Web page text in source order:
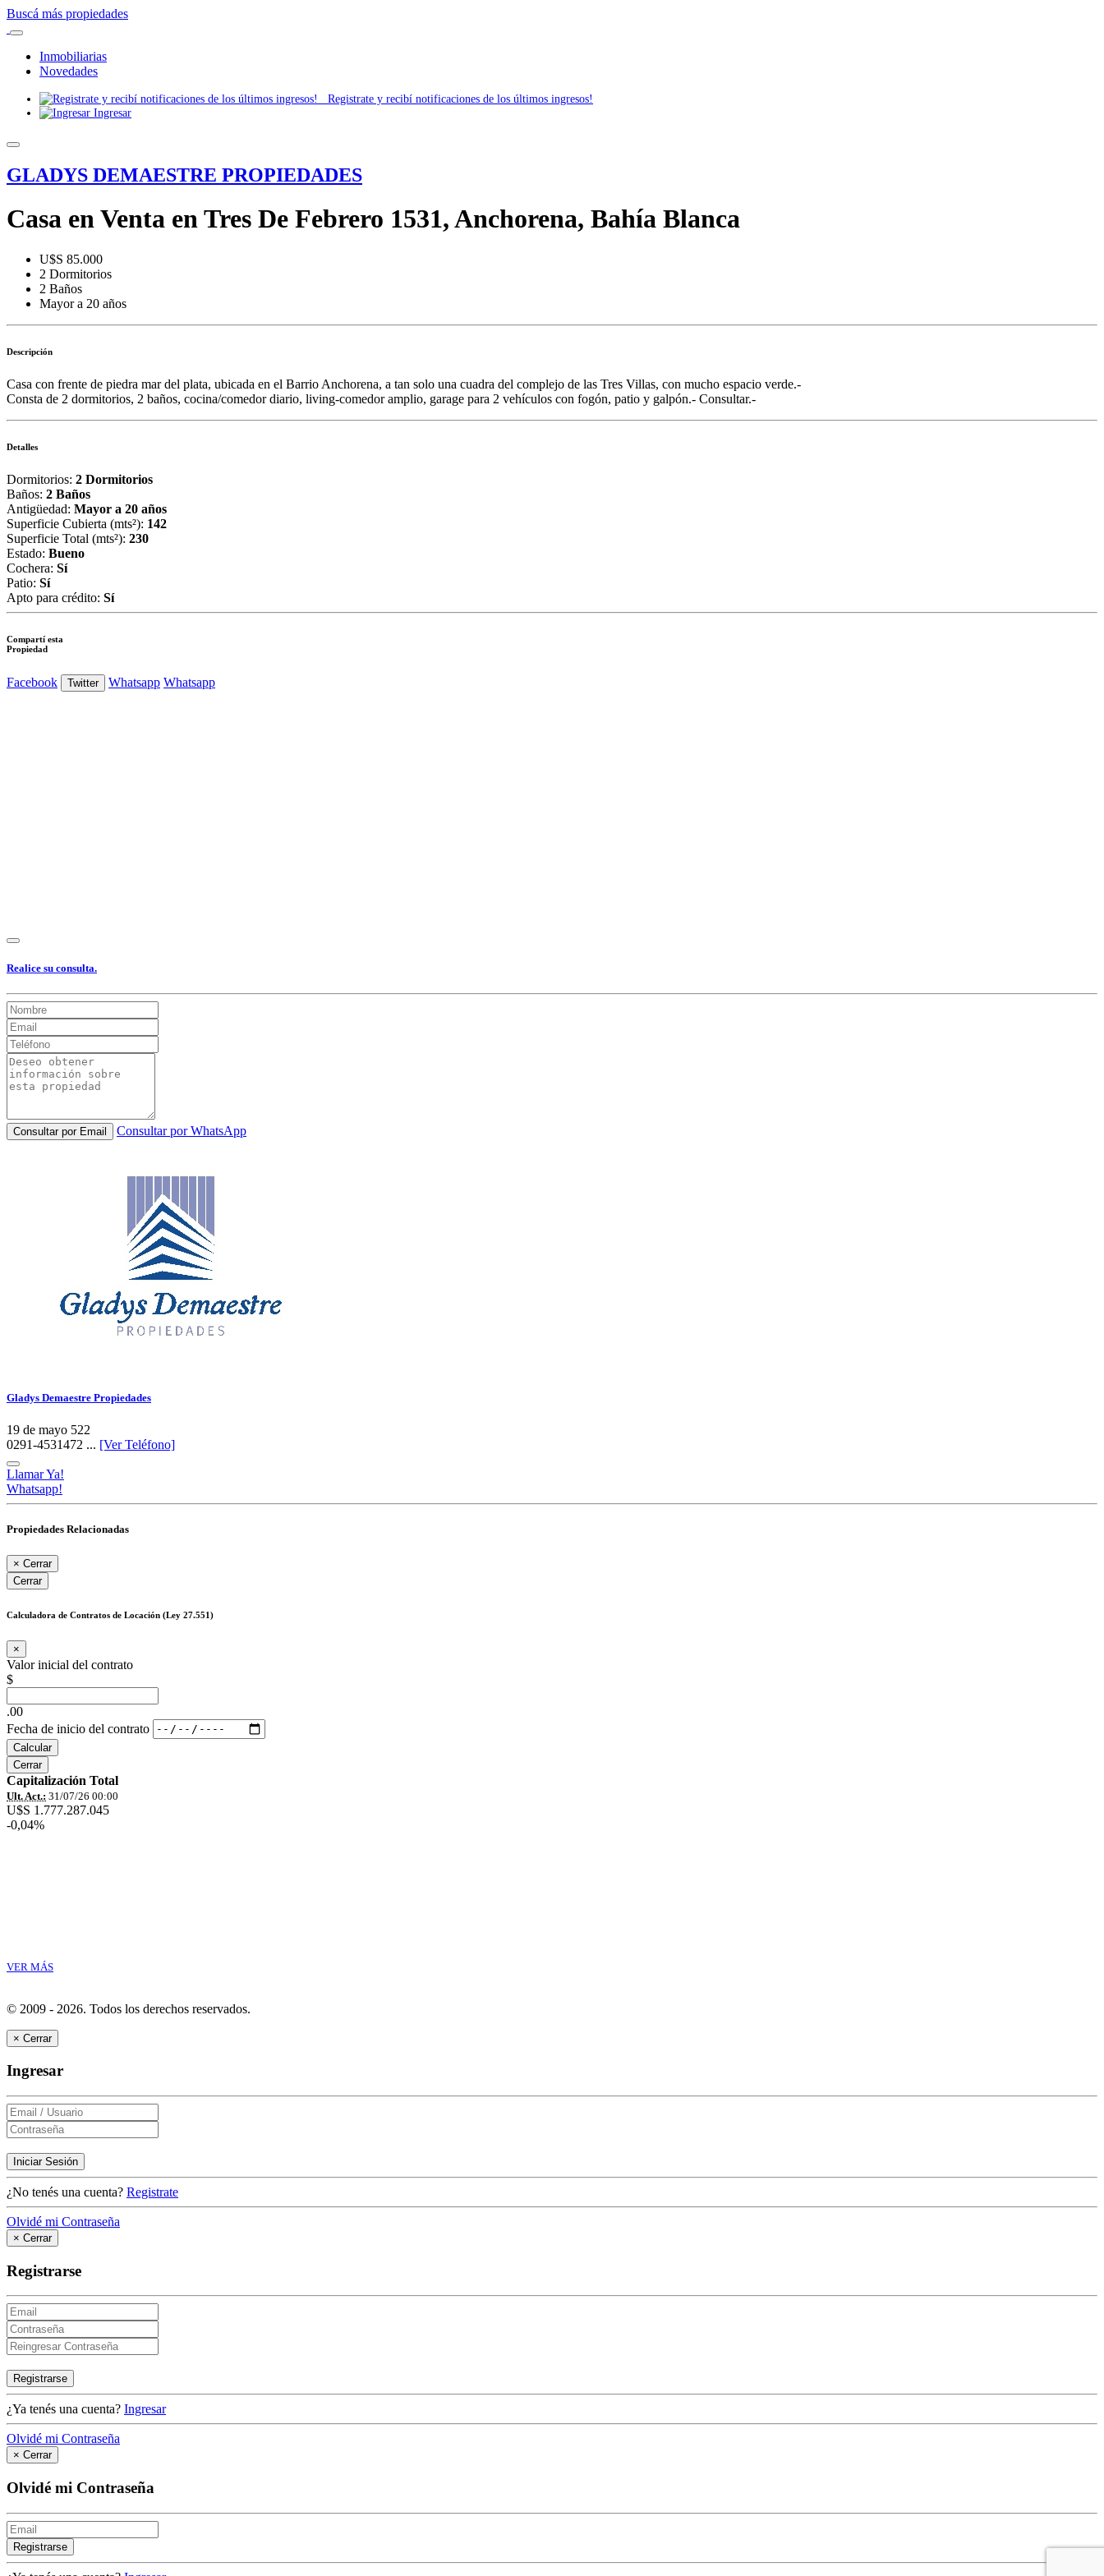
Buscá más propiedades
Inmobiliarias
Novedades
Registrate y recibí notificaciones de los últimos ingresos!
Ingresar
GLADYS DEMAESTRE PROPIEDADES
Casa en Venta en Tres De Febrero 1531, Anchorena, Bahía Blanca
U$S 85.000
2 Dormitorios
2 Baños
Mayor a 20 años
Descripción
Casa con frente de piedra mar del plata, ubicada en el Barrio Anchorena, a tan solo una cuadra del complejo de las Tres Villas, con mucho espacio verde.-
Consta de 2 dormitorios, 2 baños, cocina/comedor diario, living-comedor amplio, garage para 2 vehículos con fogón, patio y galpón.- Consultar.-
Detalles
Dormitorios: 2 Dormitorios
Baños: 2 Baños
Antigüedad: Mayor a 20 años
Superficie Cubierta (mts²): 142
Superficie Total (mts²): 230
Estado: Bueno
Cochera: Sí
Patio: Sí
Apto para crédito: Sí
Compartí esta
Propiedad
Facebook Twitter Whatsapp Whatsapp
Realice su consulta.
Consultar por Email Consultar por WhatsApp
Gladys Demaestre Propiedades
19 de mayo 522
0291-4531472 ... [Ver Teléfono]
Llamar Ya!
Whatsapp!
Propiedades Relacionadas
× Cerrar
Cerrar
Calculadora de Contratos de Locación (Ley 27.551)
×
Valor inicial del contrato
$
.00
Fecha de inicio del contrato
Calcular
Cerrar
Capitalización Total
Ult. Act.: 31/07/26 00:00
U$S 1.777.287.045
-0,04%
VER MÁS
© 2009 - 2026. Todos los derechos reservados.
× Cerrar
Ingresar
Iniciar Sesión
¿No tenés una cuenta? Registrate
Olvidé mi Contraseña
× Cerrar
Registrarse
Registrarse
¿Ya tenés una cuenta? Ingresar
Olvidé mi Contraseña
× Cerrar
Olvidé mi Contraseña
Registrarse